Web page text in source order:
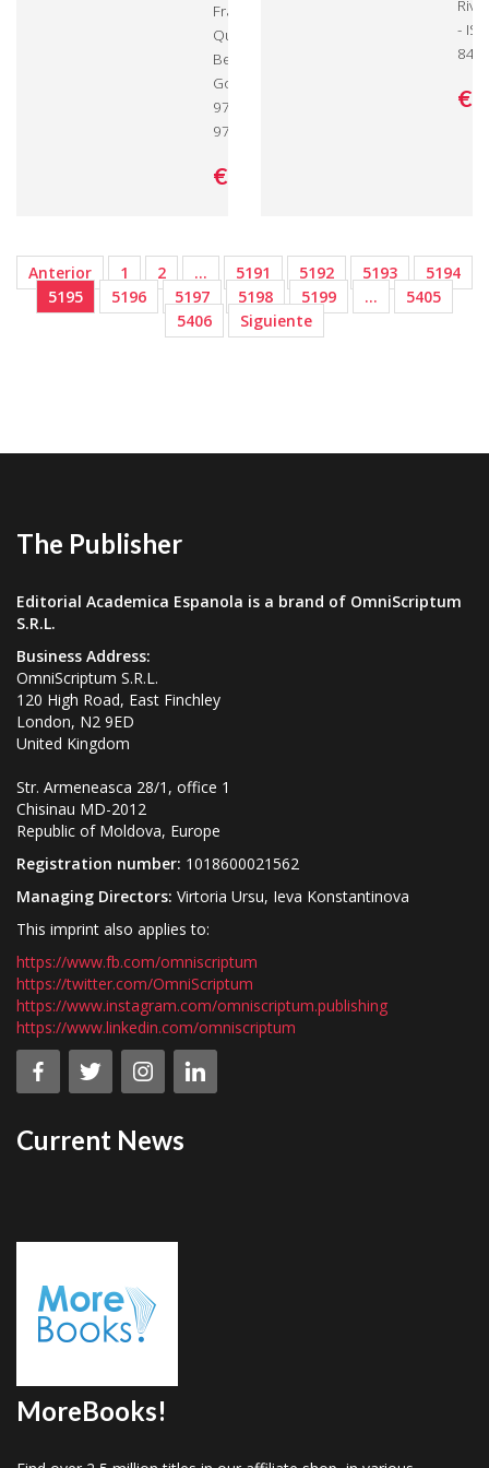
Francisco
Quiroga Lago,
Benedicto Soto
González - ISBN:
978-3-8454-
9784-6
€ 98,
-
€
Anterior 1 2 … 5191 5192 5193
5194
5195
5196 5197 5198 5199 …
5405
5406
Siguiente
The Publisher
Editorial Academica Espanola is a brand of OmniScriptum
S.R.L.
Business Address:
OmniScriptum S.R.L.
120 High Road, East Finchley
London, N2 9ED
United Kingdom
Str. Armeneasca 28/1, office 1
Chisinau MD-2012
Republic of Moldova, Europe
Registration number: 1018600021562
Managing Directors: Virtoria Ursu, Ieva Konstantinova
This imprint also applies to:
https://www.fb.com/omniscriptum
https://twitter.com/OmniScriptum
https://www.instagram.com/omniscriptum.publishing
https://www.linkedin.com/omniscriptum
Current News
MoreBooks!